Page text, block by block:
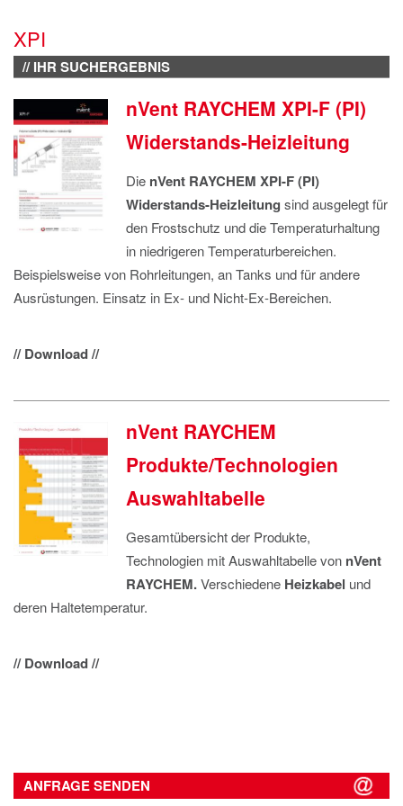
DATENSCHUTZ
XPI
// IHR SUCHERGEBNIS
nVent RAYCHEM XPI-F (PI)
Widerstands-Heizleitung
DienVent RAYCHEM XPI-F (PI)
Widerstands-Heizleitung sind ausgelegt für
den Frostschutz und die Temperaturhaltung
in niedrigeren Temperaturbereichen.
Beispielsweise von Rohrleitungen, an Tanks und für andere
Ausrüstungen. Einsatz in Ex- und Nicht-Ex-Bereichen.
// Download //
nVent RAYCHEM
Produkte/Technologien
Auswahltabelle
Gesamtübersicht der Produkte,
Technologien mit Auswahltabelle von nVent
RAYCHEM.Verschiedene Heizkabel und
deren Haltetemperatur.
// Download //
ANFRAGE SENDEN